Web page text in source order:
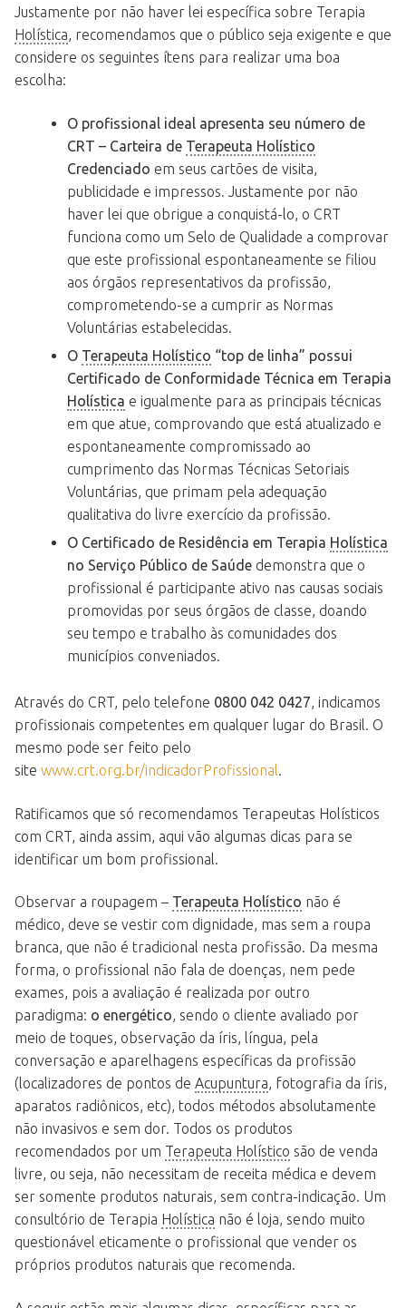
Justamente por não haver lei específica sobre Terapia
Holística, recomendamos que o público seja exigente e que
considere os seguintes ítens para realizar uma boa
escolha:
O profissional ideal apresenta seu número de
CRT – Carteira de Terapeuta Holístico
Credenciado em seus cartões de visita,
publicidade e impressos. Justamente por não
haver lei que obrigue a conquistá-lo, o CRT
funciona como um Selo de Qualidade a comprovar
que este profissional espontaneamente se filiou
aos órgãos representativos da profissão,
comprometendo-se a cumprir as Normas
Voluntárias estabelecidas.
O Terapeuta Holístico “top de linha” possui
Certificado de Conformidade Técnica em Terapia
Holística e igualmente para as principais técnicas
em que atue, comprovando que está atualizado e
espontaneamente compromissado ao
cumprimento das Normas Técnicas Setoriais
Voluntárias, que primam pela adequação
qualitativa do livre exercício da profissão.
O Certificado de Residência em Terapia Holística
no Serviço Público de Saúdedemonstra que o
profissional é participante ativo nas causas sociais
promovidas por seus órgãos de classe, doando
seu tempo e trabalho às comunidades dos
municípios conveniados.
Através do CRT, pelo telefone 0800 042 0427, indicamos
profissionais competentes em qualquer lugar do Brasil. O
mesmo pode ser feito pelo
site www.crt.org.br/indicadorProfissional.
Ratificamos que só recomendamos Terapeutas Holísticos
com CRT, ainda assim, aqui vão algumas dicas para se
identificar um bom profissional.
Observar a roupagem – Terapeuta Holístico não é
médico, deve se vestir com dignidade, mas sem a roupa
branca, que não é tradicional nesta profissão. Da mesma
forma, o profissional não fala de doenças, nem pede
exames, pois a avaliação é realizada por outro
paradigma: o energético, sendo o cliente avaliado por
meio de toques, observação da íris, língua, pela
conversação e aparelhagens específicas da profissão
(localizadores de pontos de Acupuntura, fotografia da íris,
aparatos radiônicos, etc), todos métodos absolutamente
não invasivos e sem dor. Todos os produtos
recomendados por um Terapeuta Holístico são de venda
livre, ou seja, não necessitam de receita médica e devem
ser somente produtos naturais, sem contra-indicação. Um
consultório de Terapia Holística não é loja, sendo muito
questionável eticamente o profissional que vender os
próprios produtos naturais que recomenda.